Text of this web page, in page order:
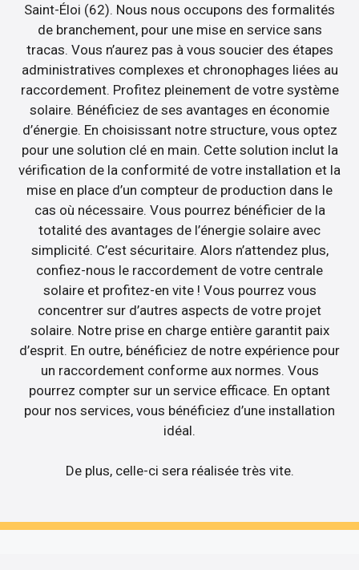
Saint-Éloi (62). Nous nous occupons des formalités
de branchement, pour une mise en service sans
tracas. Vous n’aurez pas à vous soucier des étapes
administratives complexes et chronophages liées au
raccordement. Profitez pleinement de votre système
solaire. Bénéficiez de ses avantages en économie
d’énergie. En choisissant notre structure, vous optez
pour une solution clé en main. Cette solution inclut la
vérification de la conformité de votre installation et la
mise en place d’un compteur de production dans le
cas où nécessaire. Vous pourrez bénéficier de la
totalité des avantages de l’énergie solaire avec
simplicité. C’est sécuritaire. Alors n’attendez plus,
confiez-nous le raccordement de votre centrale
solaire et profitez-en vite ! Vous pourrez vous
concentrer sur d’autres aspects de votre projet
solaire. Notre prise en charge entière garantit paix
d’esprit. En outre, bénéficiez de notre expérience pour
un raccordement conforme aux normes. Vous
pourrez compter sur un service efficace. En optant
pour nos services, vous bénéficiez d’une installation
idéal.
De plus, celle-ci sera réalisée très vite.